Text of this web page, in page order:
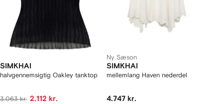
SIMKHAI
halvgennemsigtig Oakley tanktop
3.063 kr. 2.112 kr.
Ny Sæson
SIMKHAI
mellemlang Haven nederdel
4.747 kr.